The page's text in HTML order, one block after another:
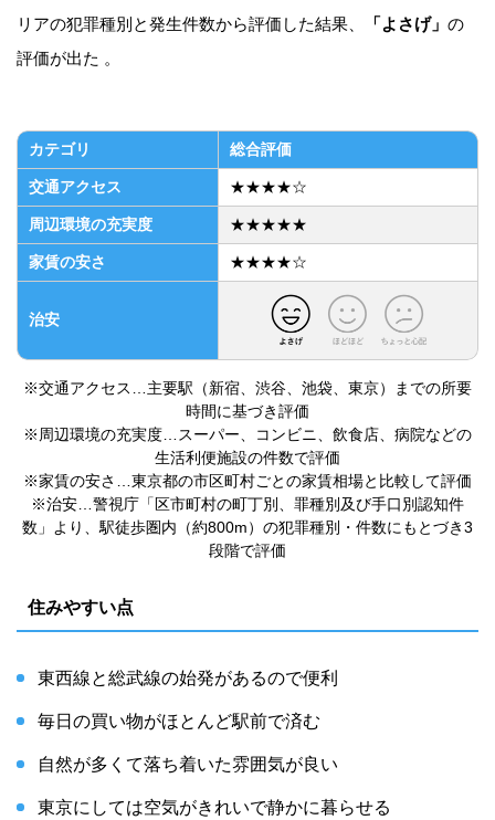
リアの犯罪種別と発生件数から評価した結果、
「よさげ」 の
評価が出た 。
カテゴリ 総合評価
交通アクセス ★★★★☆
周辺環境の充実度 ★★★★★
家賃の安さ ★★★★☆
治安
※交通アクセス…主要駅（新宿、渋谷、池袋、東京）までの所要
時間に基づき評価
※周辺環境の充実度…スーパー、コンビニ、飲食店、病院などの
生活利便施設の件数で評価
※家賃の安さ…東京都の市区町村ごとの家賃相場と比較して評価
※治安…警視庁「区市町村の町丁別、罪種別及び手口別認知件
数」より、駅徒歩圏内（約800m）の犯罪種別・件数にもとづき3
段階で評価
住みやすい点
東西線と総武線の始発があるので便利
毎日の買い物がほとんど駅前で済む
自然が多くて落ち着いた雰囲気が良い
東京にしては空気がきれいで静かに暮らせる